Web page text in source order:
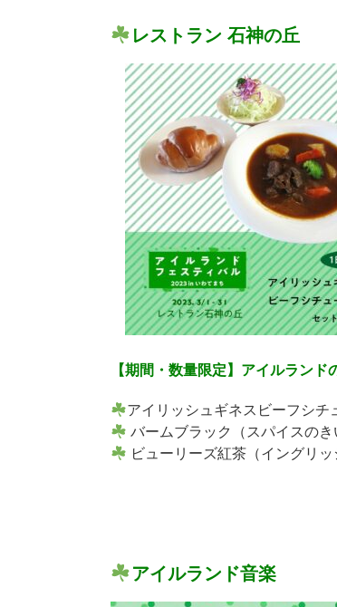
レストラン 石神の丘
【期間・数量限定】アイルラン
アイリッシュギネスビーフシチ
バームブラック（スパイスの
ビューリーズ紅茶（イングリ
アイルランド音楽